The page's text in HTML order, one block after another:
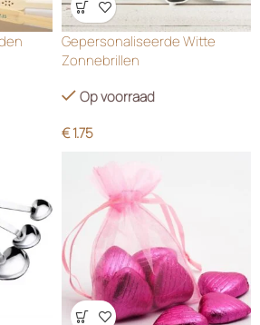
Wensenlijst
Gepersonaliseerde Witte
Zonnebrillen
Op voorraad
€1.75